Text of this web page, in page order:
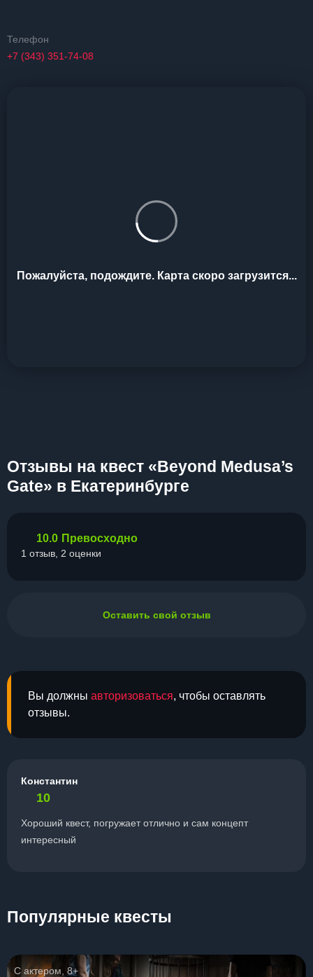
Телефон
+7 (343) 351-74-08
Пожалуйста, подождите. Карта скоро загрузится...
Отзывы на квест «Beyond Medusa’s
Gate» в Екатеринбурге
Вы должны авторизоваться, чтобы оставлять
отзывы.
Константин
10
Хороший квест, погружает отлично и сам концепт
интересный
10.0 Превосходно
1 отзыв, 2 оценки
Оставить свой отзыв
Популярные квесты
С актером, 8+